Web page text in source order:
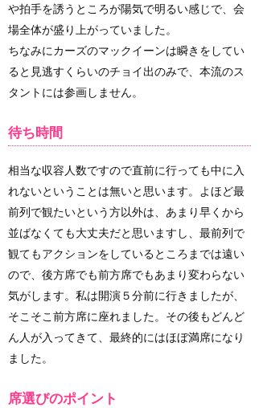
や拍手を誘うところが陽気で明るい感じで、会
場全体が盛り上がっていました。
ちなみにカーズのマックイーンは瞬きをしてい
ると見逃すくらいのチョイ出のみで、本流のス
タントには参画しません。
待ち時間
相当な収容人数ですので直前に行っても中に入
れないということは無いと思います。よほど最
前列で観たいという方以外は、あまり早くから
並ばなくても大丈夫だと思いますし、最前列で
観てもアクションをしているところまでは遠い
ので、後方席でも前方席でもあまり変わらない
気がします。私は開演５分前に行きましたが、
そこそこ前方席に座れました。その後もどんど
ん人が入ってきて、最終的にはほぼ満席になり
ました。
席選びのポイント